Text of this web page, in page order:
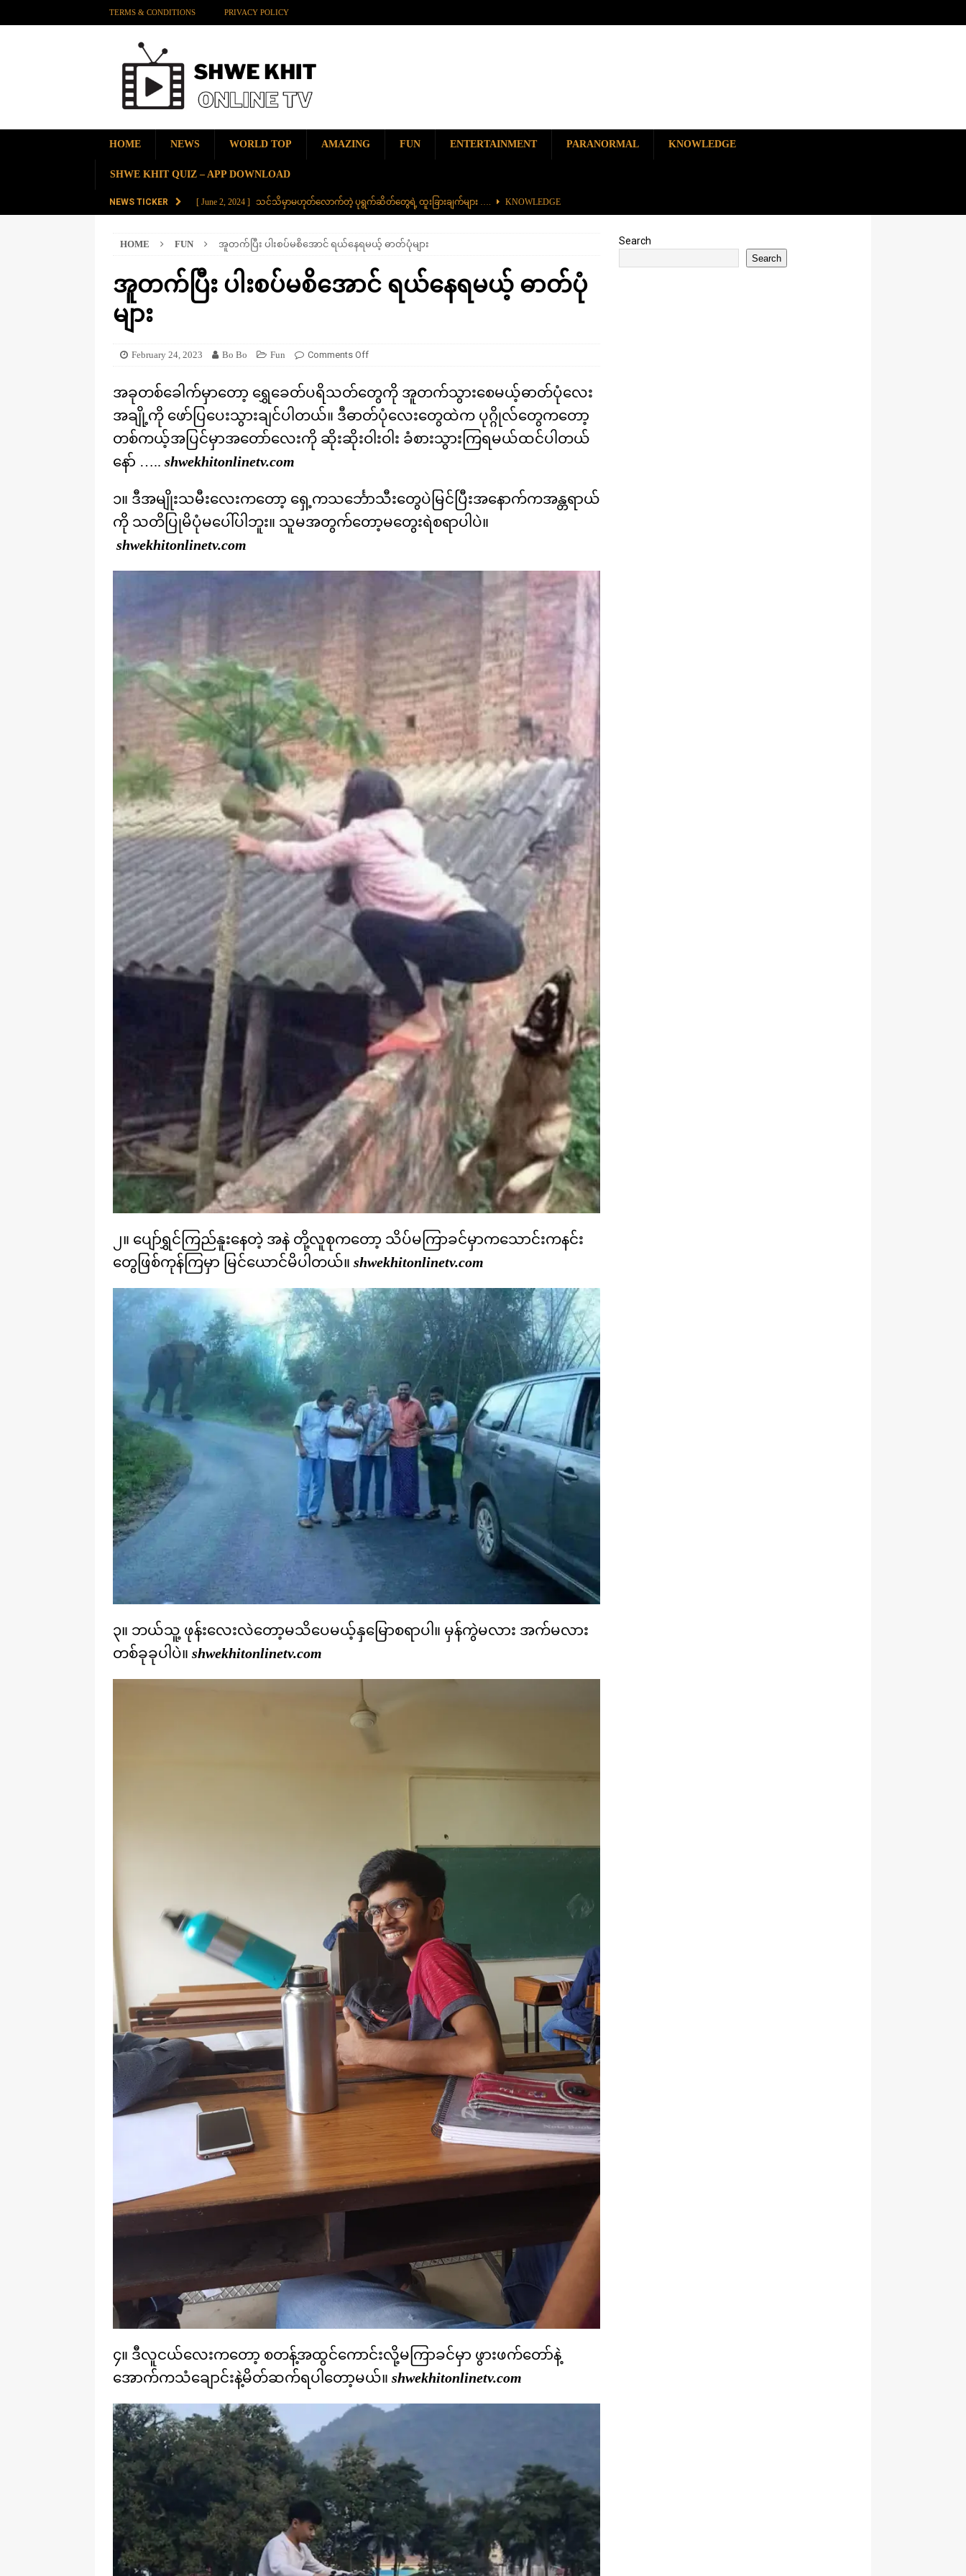
TERMS & CONDITIONS PRIVACY POLICY
HOME NEWS WORLD TOP AMAZING FUN ENTERTAINMENT PARANORMAL KNOWLEDGE
SHWE KHIT QUIZ – APP DOWNLOAD
NEWS TICKER [ June 2, 2024 ] သင်သိမှာမဟုတ်လောက်တဲ့ ပုရွက်ဆိတ်တွေရဲ့ ထူးခြားချက်များ …. KNOWLEDGE
AMAZING
[ November 28, 2023 ] ကမ္ဘာပေါ်မှာ တစ်ခုတည်းရှိတဲ့ စိတ်ကူးယဉ်ဆန်ဆန် ရေအောက်ပန်းခြံ AMAZING
[ November 28, 2023 ] တွဲပေါင်း (၆၀၀) ကျော်နဲ့ ကမ္ဘာ့အရှည်ဆုံး မီးရထားကြီး KNOWLEDGE
KNOWLEDGE
HOME FUN အူတက်ပြီး ပါးစပ်မစိအောင် ရယ်နေရမယ့် ဓာတ်ပုံများ
အူတက်ပြီး ပါးစပ်မစိအောင် ရယ်နေရမယ့် ဓာတ်ပုံ
များ
February 24, 2023 Bo Bo Fun Comments Off
အခုတစ်ခေါက်မှာတော့ ရွှေခေတ်ပရိသတ်တွေကို အူတက်သွားစေမယ့်ဓာတ်ပုံလေး
အချို့ကို ဖော်ပြပေးသွားချင်ပါတယ်။ ဒီဓာတ်ပုံလေးတွေထဲက ပုဂ္ဂိုလ်တွေကတော့
တစ်ကယ့်အပြင်မှာအတော်လေးကို ဆိုးဆိုးဝါးဝါး ခံစားသွားကြရမယ်ထင်ပါတယ်
နော် ….. shwekhitonlinetv.com
၁။ ဒီအမျိုးသမီးလေးကတော့ ရှေ့ကသင်္ဘောသီးတွေပဲမြင်ပြီးအနောက်ကအန္တရာယ်
ကို သတိပြုမိပုံမပေါ်ပါဘူး။ သူမအတွက်တော့မတွေးရဲစရာပါပဲ။
shwekhitonlinetv.com
၂။ ပျော်ရွှင်ကြည်နူးနေတဲ့ အနဲ တို့လူစုကတော့ သိပ်မကြာခင်မှာကသောင်းကနင်း
တွေဖြစ်ကုန်ကြမှာ မြင်ယောင်မိပါတယ်။ shwekhitonlinetv.com
၃။ ဘယ်သူ့ ဖုန်းလေးလဲတော့မသိပေမယ့်နှမြောစရာပါ။ မှန်ကွဲမလား အက်မလား
တစ်ခုခုပါပဲ။ shwekhitonlinetv.com
၄။ ဒီလူငယ်လေးကတော့ စတန့်အထွင်ကောင်းလို့မကြာခင်မှာ ဖွားဖက်တော်နဲ့
အောက်ကသံချောင်းနဲ့မိတ်ဆက်ရပါတော့မယ်။ shwekhitonlinetv.com
Search
Search